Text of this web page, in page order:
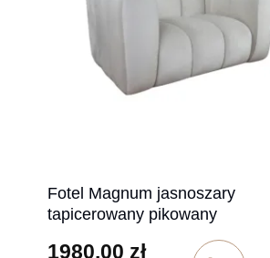
Fotel Magnum jasnoszary
tapicerowany pikowany
1980,00 zł